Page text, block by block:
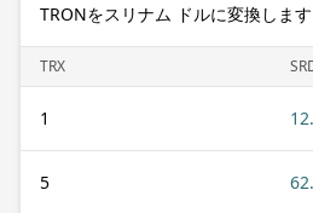
TRONをスリナム ドルに変換します
TRX
1
5